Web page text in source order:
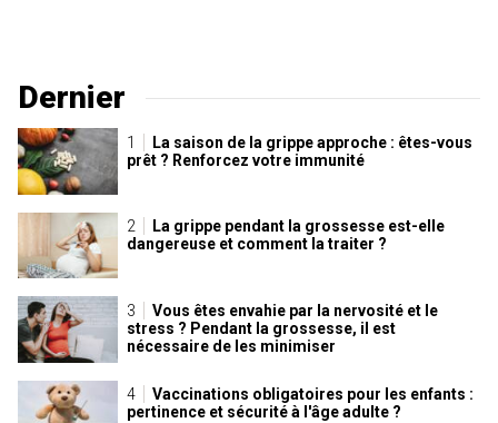
Dernier
La saison de la grippe approche : êtes-vous
prêt ? Renforcez votre immunité
La grippe pendant la grossesse est-elle
dangereuse et comment la traiter ?
Vous êtes envahie par la nervosité et le
stress ? Pendant la grossesse, il est
nécessaire de les minimiser
Vaccinations obligatoires pour les enfants :
pertinence et sécurité à l'âge adulte ?